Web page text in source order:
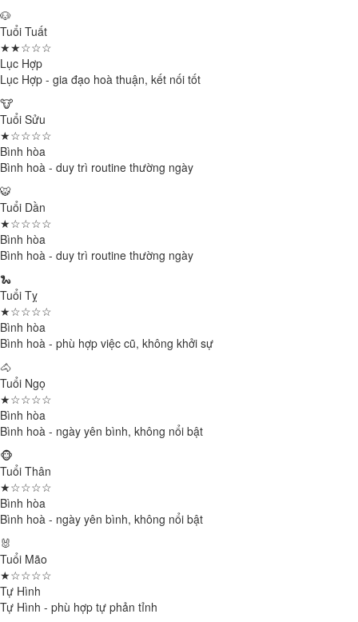
🐶
Tuổi Tuất
★★☆☆☆
Lục Hợp
Lục Hợp - gia đạo hoà thuận, kết nối tốt
🐮
Tuổi Sửu
★☆☆☆☆
Bình hòa
Bình hoà - duy trì routine thường ngày
🐯
Tuổi Dần
★☆☆☆☆
Bình hòa
Bình hoà - duy trì routine thường ngày
🐍
Tuổi Tỵ
★☆☆☆☆
Bình hòa
Bình hoà - phù hợp việc cũ, không khởi sự
🐴
Tuổi Ngọ
★☆☆☆☆
Bình hòa
Bình hoà - ngày yên bình, không nổi bật
🐵
Tuổi Thân
★☆☆☆☆
Bình hòa
Bình hoà - ngày yên bình, không nổi bật
🐰
Tuổi Mão
★☆☆☆☆
Tự Hình
Tự Hình - phù hợp tự phản tỉnh